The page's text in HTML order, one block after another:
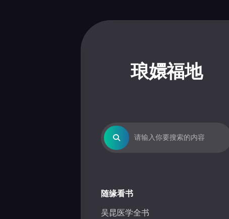
琅嬛福地
随缘看书
吴昆医学全书